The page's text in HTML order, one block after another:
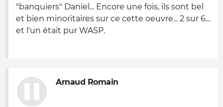
"banquiers" Daniel... Encore une fois, ils sont bel
et bien minoritaires sur ce cette oeuvre... 2 sur 6...
et l'un était pur WASP.
Arnaud Romain